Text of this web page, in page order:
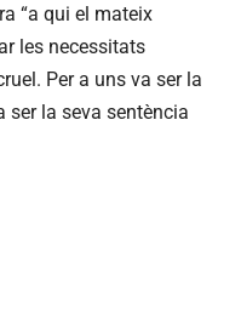
“a qui el mateix
les necessitats
Per a uns va ser la
ser la seva sentència